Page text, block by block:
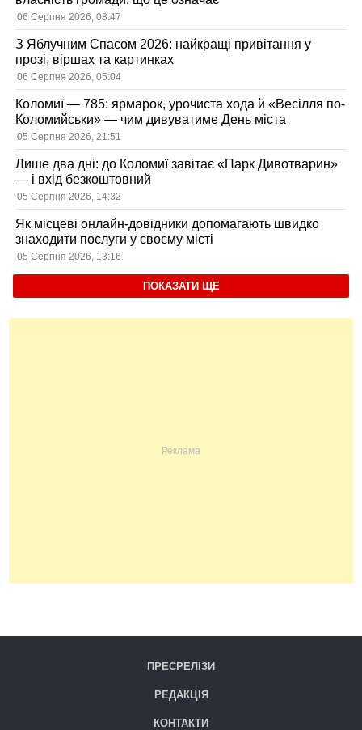
06 Серпня 2026, 08:47
З Яблучним Спасом 2026: найкращі привітання у
прозі, віршах та картинках
06 Серпня 2026, 05:04
Коломиї — 785: ярмарок, урочиста хода й «Весілля по-
Коломийськи» — чим дивуватиме День міста
05 Серпня 2026, 21:51
Лише два дні: до Коломиї завітає «Парк Дивотварин»
— і вхід безкоштовний
05 Серпня 2026, 14:32
Як місцеві онлайн-довідники допомагають швидко
знаходити послуги у своєму місті
05 Серпня 2026, 13:16
ПОКАЗАТИ ЩЕ
ПРЕСРЕЛІЗИ
РЕДАКЦІЯ
КОНТАКТИ